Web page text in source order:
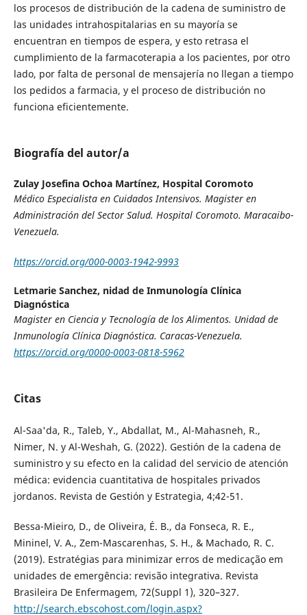
los procesos de distribución de la cadena de suministro de
las unidades intrahospitalarias en su mayoría se
encuentran en tiempos de espera, y esto retrasa el
cumplimiento de la farmacoterapia a los pacientes, por otro
lado, por falta de personal de mensajería no llegan a tiempo
los pedidos a farmacia, y el proceso de distribución no
funciona eficientemente.
Biografía del autor/a
Zulay Josefina Ochoa Martínez, Hospital Coromoto
Médico Especialista en Cuidados Intensivos. Magister en
Administración del Sector Salud. Hospital Coromoto. Maracaibo-
Venezuela.
https://orcid.org/000-0003-1942-9993
Letmarie Sanchez, nidad de Inmunología Clínica
Diagnóstica
Magister en Ciencia y Tecnología de los Alimentos. Unidad de
Inmunología Clínica Diagnóstica. Caracas-Venezuela.
https://orcid.org/0000-0003-0818-5962
Citas
Al-Saa'da, R., Taleb, Y., Abdallat, M., Al-Mahasneh, R.,
Nimer, N. y Al-Weshah, G. (2022). Gestión de la cadena de
suministro y su efecto en la calidad del servicio de atención
médica: evidencia cuantitativa de hospitales privados
jordanos. Revista de Gestión y Estrategia, 4;42-51.
Bessa-Mieiro, D., de Oliveira, É. B., da Fonseca, R. E.,
Mininel, V. A., Zem-Mascarenhas, S. H., & Machado, R. C.
(2019). Estratégias para minimizar erros de medicação em
unidades de emergência: revisão integrativa. Revista
Brasileira De Enfermagem, 72(Suppl 1), 320–327.
http://search.ebscohost.com/login.aspx?